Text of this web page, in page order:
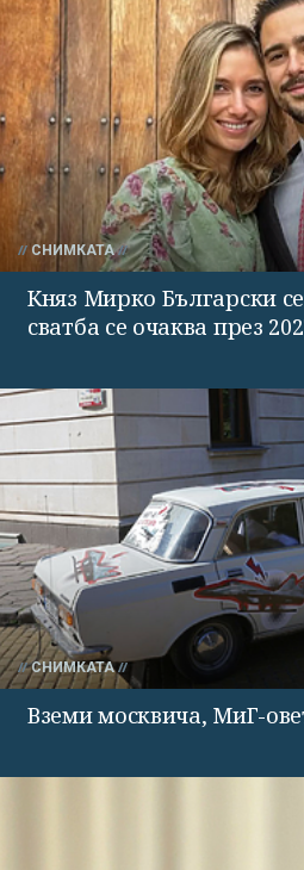
СНИМКАТА
Княз Мирко Български
сватба се очаква през
СНИМКАТА
Вземи москвича, МиГ-